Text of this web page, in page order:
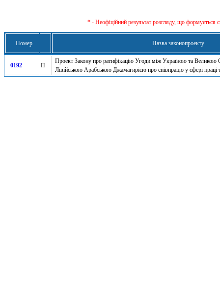
* - Неофіційний результат розгляду, що формується
Номер Назва законопроекту
0192 П
Проект Закону про ратифікацію Угоди між Україною та Великою
Лівійською Арабською Джамагирією про співпрацю у сфері праці